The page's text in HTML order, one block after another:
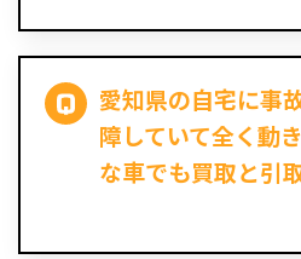
愛知県の自宅に事
障していて全く動
な車でも買取と引